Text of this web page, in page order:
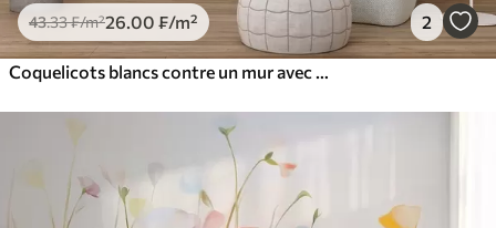
43.33₣/m²26 .00 ₣/m² 2